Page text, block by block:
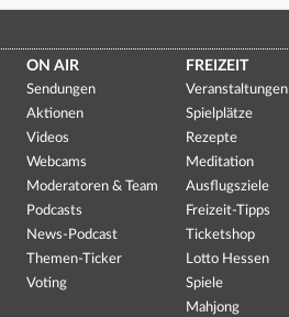
ON AIR
Sendungen
Aktionen
Videos
Webcams
Moderatoren & Team
Podcasts
News-Podcast
Themen-Ticker
Voting
FREIZEIT
Veranstaltungen
Spielplätze
Rezepte
Meditation
Ausflugsziele
Freizeit-Tipps
Ticketshop
Lotto Hessen
Spiele
Mahjong